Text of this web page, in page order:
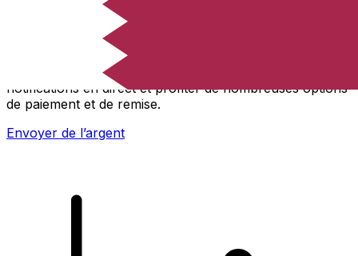
Transferts d'argent internationaux avec Xe
Envoyez de l'argent en ligne de façon sûre et rapide.
Vous pourrez suivre le transfert, recevoir des
notifications en direct et profiter de nombreuses options
de paiement et de remise.
Envoyer de l’argent